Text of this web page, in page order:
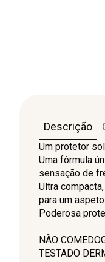
Descrição
Um protetor
Uma fórmula
sensação de
Ultra
para um
Poderosa
NÃO
TESTADO